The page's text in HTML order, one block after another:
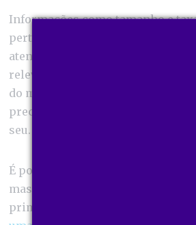
Informações como tamanho e
pertinentes para a construção
atento para as
relevante. Mapear a
do mercado. Você deve olhar
precificação e táticas de
seu.
É possível obter algumas
mas o ideal é realizar uma
primeira mão. Neste checklist,